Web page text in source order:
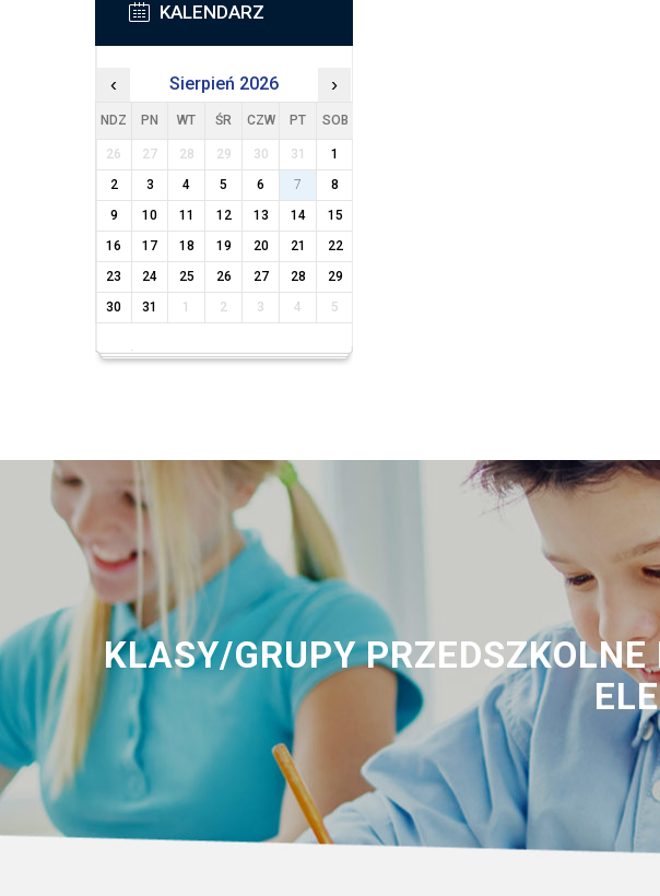
KALENDARZ
‹ Sierpień 2026 ›
NDZ PN WT ŚR CZW PT SOB
26 27 28 29 30 31
1
2
3 4 5 6 7
8
9
10 11 12 13 14
15
16
17 18 19 20 21
22
23
24 25 26 27 28
29
30
31 1 2 3 4 5
KLASY/GRUPY